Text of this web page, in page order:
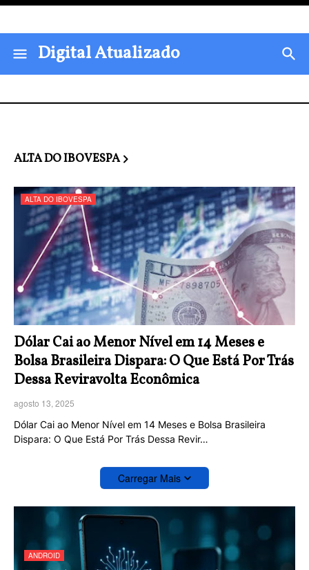
Digital Atualizado
ALTA DO IBOVESPA
ALTA DO IBOVESPA
Dólar Cai ao Menor Nível em 14 Meses e
Bolsa Brasileira Dispara: O Que Está Por Trás
Dessa Reviravolta Econômica
agosto 13, 2025
Dólar Cai ao Menor Nível em 14 Meses e Bolsa Brasileira
Dispara: O Que Está Por Trás Dessa Revir…
Carregar Mais
ANDROID